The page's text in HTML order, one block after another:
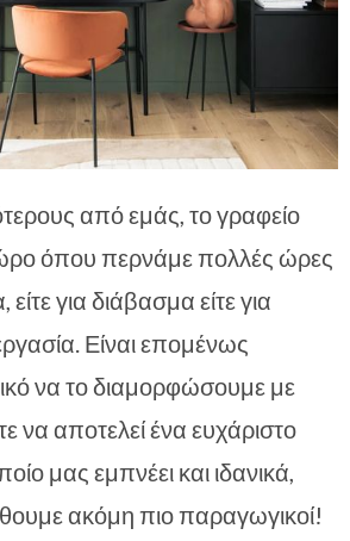
από εμάς, το γραφείο
όπου περνάμε πολλές ώρες
για διάβασμα είτε για
Είναι επομένως
να το διαμορφώσουμε με
να αποτελεί ένα ευχάριστο
μας εμπνέει και ιδανικά,
ακόμη πιο παραγωγικοί!